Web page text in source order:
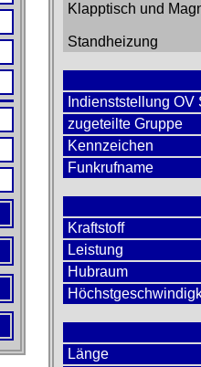
Klapptisch und
Standheizung
Indienststellung OV
zugeteilte Gruppe
Kennzeichen
Funkrufname
Kraftstoff
Leistung
Hubraum
Länge